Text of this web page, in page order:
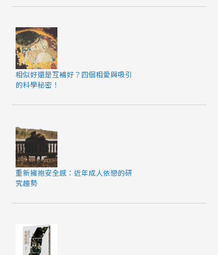
相似好還是互補好？四個相愛與吸引
的科學秘密！
重新擁抱安全感：近年成人依戀的研
究趨勢